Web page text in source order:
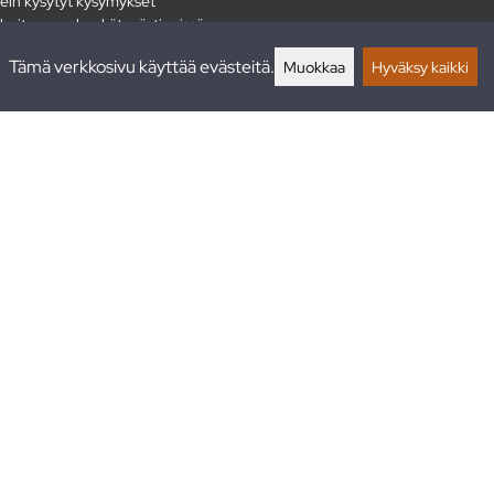
- maksa kätevästi erissä
Tämä verkkosivu käyttää evästeitä. Muokkaa Hyväksy kaikki